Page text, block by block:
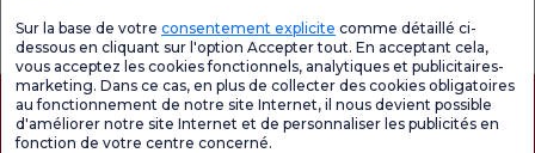
générale de
satisfaction
questionnaire de
satisfaction.
satisfaction sur
les promotions
Sur la base de votre consentement explicite comme détaillé ci-
dessous en cliquant sur l'option Accepter tout. En acceptant cela,
vous acceptez les cookies fonctionnels, analytiques et publicitaires-
marketing. Dans ce cas, en plus de collecter des cookies obligatoires
au fonctionnement de notre site Internet, il nous devient possible
d'améliorer notre site Internet et de personnaliser les publicités en
fonction de votre centre concerné.